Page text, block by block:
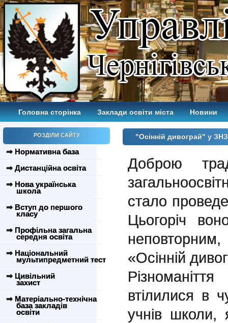
Головна сторінка Заклади освіти міста Новини
РОЗДІЛИ САЙТУ
⇒ Нормативна база
⇒ Дистанційна освіта
⇒ Нова українська
школа
⇒ Вступ до першого
класу
⇒ Профільна загальна
середня освіта
⇒ Національний
мультипредметний тест
⇒ Цивільний
захист
⇒ Матеріально-технічна
база закладів
освіти
"Осінній дивограй" у
Доброю
стало
Цьогоріч
неповторним,
«Осінній
втілилися в
учнів школи,